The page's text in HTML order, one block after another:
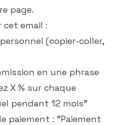
page.
email :
(copier-coller,
en une phrase
X % sur chaque
pendant 12 mois"
paiement : "Paiement